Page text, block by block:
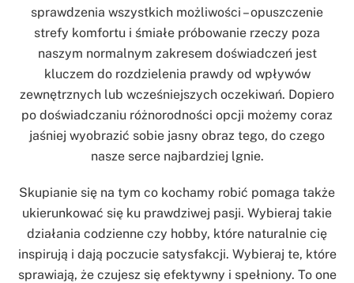
sprawdzenia wszystkich możliwości – opuszczenie
strefy komfortu i śmiałe próbowanie rzeczy poza
naszym normalnym zakresem doświadczeń jest
kluczem do rozdzielenia prawdy od wpływów
zewnętrznych lub wcześniejszych oczekiwań. Dopiero
po doświadczaniu różnorodności opcji możemy coraz
jaśniej wyobrazić sobie jasny obraz tego, do czego
nasze serce najbardziej lgnie.
Skupianie się na tym co kochamy robić pomaga także
ukierunkować się ku prawdziwej pasji. Wybieraj takie
działania codzienne czy hobby, które naturalnie cię
inspirują i dają poczucie satysfakcji. Wybieraj te, które
sprawiają, że czujesz się efektywny i spełniony. To one